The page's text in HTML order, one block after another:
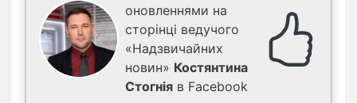
оновленнями на
сторінці ведучого
«Надзвичайних
новин» Костянтина
Стогнія в Facebook